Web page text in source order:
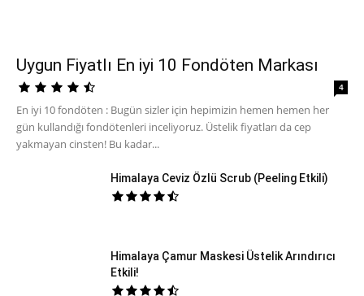
Uygun Fiyatlı En iyi 10 Fondöten Markası
4
En iyi 10 fondöten : Bugün sizler için hepimizin hemen hemen her
gün kullandığı fondötenleri inceliyoruz. Üstelik fiyatları da cep
yakmayan cinsten! Bu kadar...
Himalaya Ceviz Özlü Scrub (Peeling Etkili)
Himalaya Çamur Maskesi Üstelik Arındırıcı
Etkili!